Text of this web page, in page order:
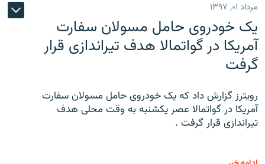
مرداد ۰۱, ۱۳۹۷
یک خودروی حامل مسولان سفارت
آمریکا در گواتمالا هدف تیراندازی قرار
گرفت
رویترز گزارش داد که یک خودروی حامل مسولان سفارت
آمریکا در گواتمالا عصر یکشنبه به وقت محلی هدف
تیراندازی قرار گرفت .